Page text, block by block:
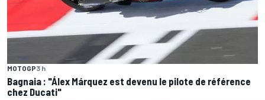
MOTOGP3 h
Bagnaia : "Álex Márquez est devenu le pilote de référence
chez Ducati"